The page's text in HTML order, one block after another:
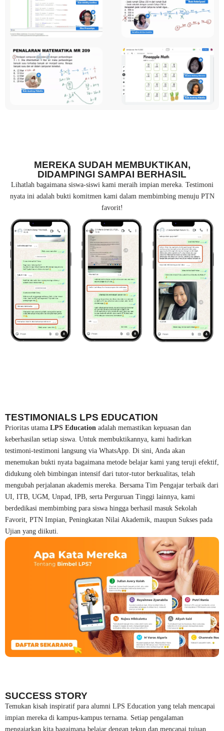
MEREKA SUDAH MEMBUKTIKAN,
DIDAMPINGI SAMPAI BERHASIL
Lihatlah bagaimana siswa-siswi kami meraih impian mereka. Testimoni
nyata ini adalah bukti komitmen kami dalam membimbing menuju PTN
favorit!
TESTIMONIALS LPS EDUCATION
Prioritas utama LPS Education adalah memastikan kepuasan dan
keberhasilan setiap siswa. Untuk membuktikannya, kami hadirkan
testimoni-testimoni langsung via WhatsApp. Di sini, Anda akan
menemukan bukti nyata bagaimana metode belajar kami yang teruji efektif,
didukung oleh bimbingan intensif dari tutor-tutor berkualitas, telah
mengubah perjalanan akademis mereka. Bersama Tim Pengajar terbaik dari
UI, ITB, UGM, Unpad, IPB, serta Perguruan Tinggi lainnya, kami
berdedikasi membimbing para siswa hingga berhasil masuk Sekolah
Favorit, PTN Impian, Peningkatan Nilai Akademik, maupun Sukses pada
Ujian yang diikuti.
SUCCESS STORY
Temukan kisah inspiratif para alumni LPS Education yang telah mencapai
impian mereka di kampus-kampus ternama. Setiap pengalaman
mengajarkan kita bagaimana belajar dengan tekun dan mencapai tujuan